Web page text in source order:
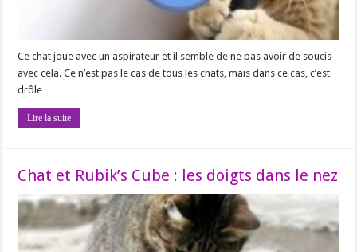
Ce chat joue avec un aspirateur et il semble de ne pas avoir de soucis
avec cela. Ce n’est pas le cas de tous les chats, mais dans ce cas, c’est
drôle …
Lire la suite
Chat et Rubik’s Cube : les doigts dans le nez